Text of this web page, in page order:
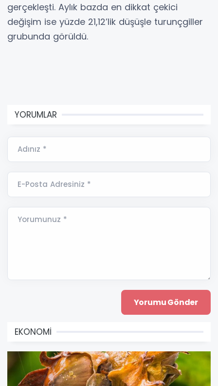
gerçekleşti. Aylık bazda en dikkat çekici
değişim ise yüzde 21,12’lik düşüşle turunçgiller
grubunda görüldü.
YORUMLAR
Adınız *
E-Posta Adresiniz *
Yorumunuz *
EKONOMİ